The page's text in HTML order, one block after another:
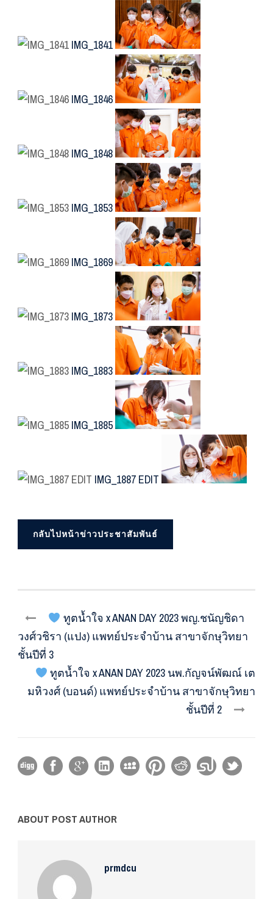
IMG_1841
IMG_1846
IMG_1848
IMG_1853
IMG_1869
IMG_1873
IMG_1883
IMG_1885
IMG_1887 EDIT
กลับไปหน้าข่าวประชาสัมพันธ์
ทูตน้ำใจ x ANAN DAY 2023 พญ.ชนัญชิดา
วงศ์วชิรา (แปง) แพทย์ประจำบ้าน สาขาจักษุวิทยา
ชั้นปีที่ 3
ทูตน้ำใจ x ANAN DAY 2023 นพ.กัญจน์พัฒณ์ เต
มหิวงศ์ (บอนด์) แพทย์ประจำบ้าน สาขาจักษุวิทยา
ชั้นปีที่ 2
ABOUT POST AUTHOR
prmdcu